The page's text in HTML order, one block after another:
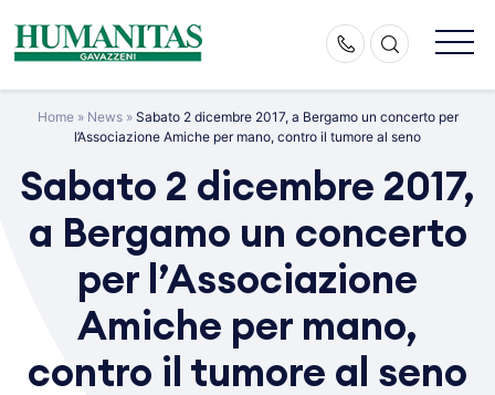
content
Home» News» Sabato 2 dicembre 2017, a Bergamo un concerto per
l’Associazione Amiche per mano, contro il tumore al seno
Sabato 2 dicembre 2017,
a Bergamo un concerto
per l’Associazione
Amiche per mano,
contro il tumore al seno